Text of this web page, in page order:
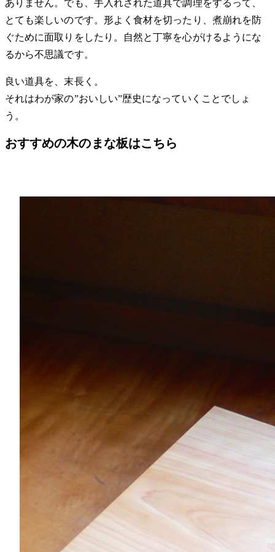
ありません。でも、手入れされた道具で調理をするって、
とても楽しいのです。形よく食材を切ったり、煮崩れを防
ぐために面取りをしたり。自然と丁寧を心がけるようにな
るから不思議です。
良い道具を、末長く。
それはわが家の”おいしい”歴史になっていくことでしょ
う。
おすすめの木のまな板はこちら